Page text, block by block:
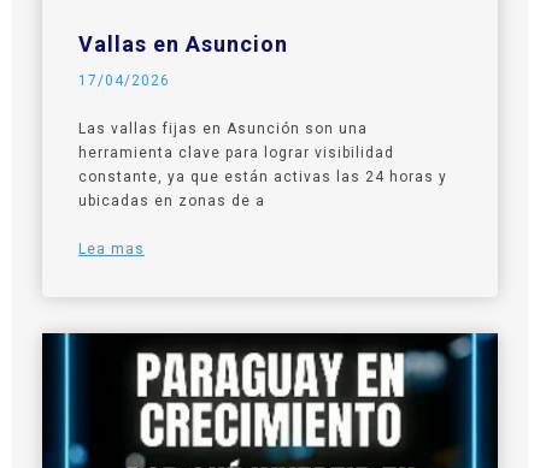
Vallas en Asuncion
17/04/2026
Las vallas fijas en Asunción son una
herramienta clave para lograr visibilidad
constante, ya que están activas las 24 horas y
ubicadas en zonas de a
Lea mas